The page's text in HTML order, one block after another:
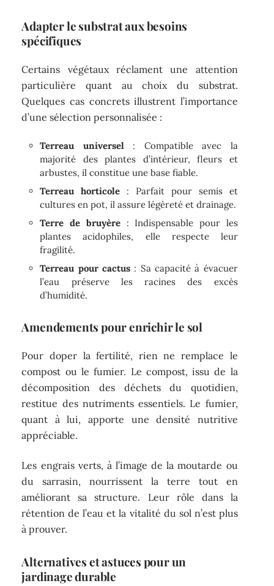
Adapter le substrat aux besoins
spécifiques
Certains végétaux réclament une attention
particulière quant au choix du substrat.
Quelques cas concrets illustrent l’importance
d’une sélection personnalisée :
Terreau universel: Compatible avec la
majorité des plantes d’intérieur, fleurs et
arbustes, il constitue une base fiable.
Terreau horticole : Parfait pour semis et
cultures en pot, il assure légèreté et drainage.
Terre de bruyère: Indispensable pour les
plantes acidophiles, elle respecte leur
fragilité.
Terreau pour cactus : Sa capacité à évacuer
l’eau préserve les racines des excès
d’humidité.
Amendements pour enrichir le sol
Pour doper la fertilité, rien ne remplace le
compost ou le fumier. Le compost, issu de la
décomposition des déchets du quotidien,
restitue des nutriments essentiels. Le fumier,
quant à lui, apporte une densité nutritive
appréciable.
Les engrais verts, à l’image de la moutarde ou
du sarrasin, nourrissent la terre tout en
améliorant sa structure. Leur rôle dans la
rétention de l’eau et la vitalité du sol n’est plus
à prouver.
Alternatives et astuces pour un
jardinage durable